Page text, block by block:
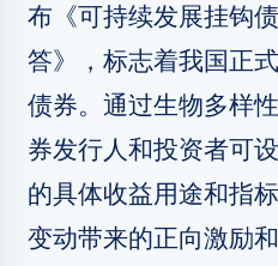
布《可持续发展挂钩
答》，标志着我国正
债券。通过生物多样
券发行人和投资者可
的具体收益用途和指
变动带来的正向激励